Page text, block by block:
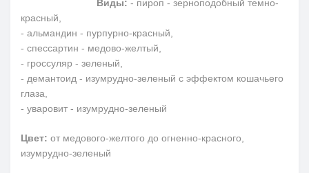
Виды: - пироп - зерноподобный темно-
красный,
- альмандин - пурпурно-красный,
- спессартин - медово-желтый,
- гроссуляр - зеленый,
- демантоид - изумрудно-зеленый с эффектом кошачьего
глаза,
- уваровит - изумрудно-зеленый
Цвет: от медового-желтого до огненно-красного,
изумрудно-зеленый